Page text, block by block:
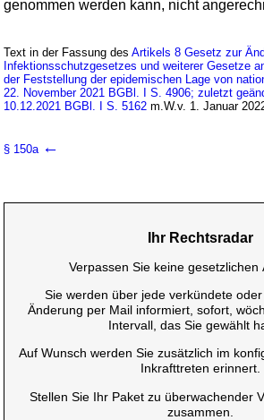
genommen werden kann, nicht
Text in der Fassung desArtikels 8 Gesetz zur
Infektionsschutzgesetzes und weiterer Gesetze
der Feststellung der epidemischen Lage von
22. November 2021 BGBl. I S. 4906; zuletzt
10.12.2021 BGBl. I S. 5162 m.W.v. 1. Januar
§ 150a ←
Ihr Rechtsradar
Verpassen Sie keine gesetzlichen
Sie werden über jede verkündete
Änderung per Mail informiert, sofort,
Intervall, das Sie gewählt
Auf Wunsch werden Sie zusätzlich im
Inkrafttreten erinnert.
Stellen Sie Ihr Paket zu überwachender
zusammen.